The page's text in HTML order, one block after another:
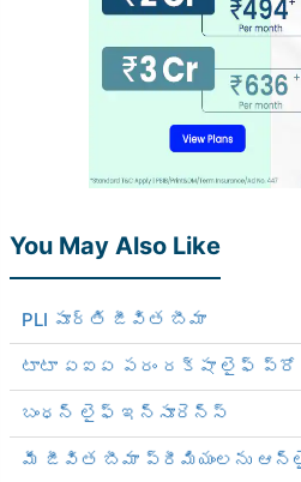
You May Also Like
PLI పూర్తి జీవిత బీమా
టాటా ఏఐఏ పరం రక్షా లైఫ్ ప్రో
బంధన్ లైఫ్ ఇన్సూరెన్స్
మీ జీవిత బీమా ప్రీమియంలను